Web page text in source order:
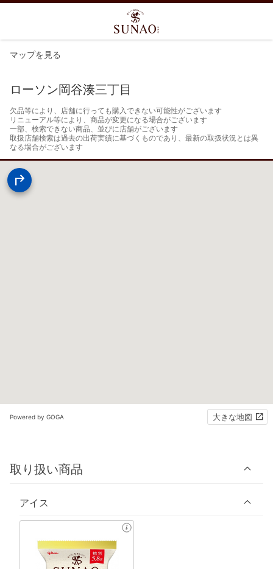
マップを見る
ローソン岡谷湊三丁目
欠品等により、店舗に行っても購入できない可能性がございます
リニューアル等により、商品が変更になる場合がございます
一部、検索できない商品、並びに店舗がございます
取扱店舗検索は過去の出荷実績に基づくものであり、最新の取扱状況とは異
なる場合がございます
Powered by GOGA 大きな地図
取り扱い商品
アイス